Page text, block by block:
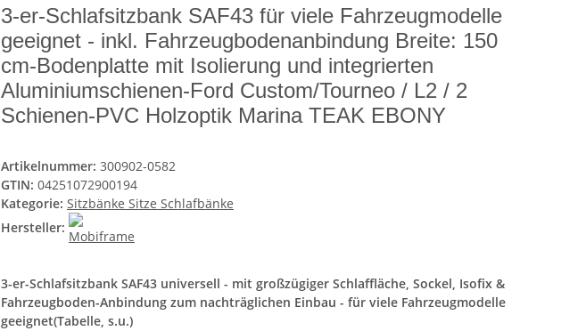
3-er-Schlafsitzbank SAF43 für viele Fahrzeugmodelle
geeignet - inkl. Fahrzeugbodenanbindung Breite: 150
cm-Bodenplatte mit Isolierung und integrierten
Aluminiumschienen-Ford Custom/Tourneo / L2 / 2
Schienen-PVC Holzoptik Marina TEAK EBONY
Artikelnummer: 300902-0582
GTIN: 04251072900194
Kategorie: Sitzbänke Sitze Schlafbänke
Hersteller:
3-er-Schlafsitzbank SAF43 universell - mit großzügiger Schlaffläche, Sockel, Isofix &
Fahrzeugboden-Anbindung zum nachträglichen Einbau - für viele Fahrzeugmodelle
geeignet(Tabelle, s.u.)